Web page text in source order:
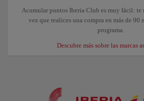
Acumular puntos Iberia Club es muy fácil: te
vez que realices una compra en más de 90
programa.
Descubre más sobre las marcas